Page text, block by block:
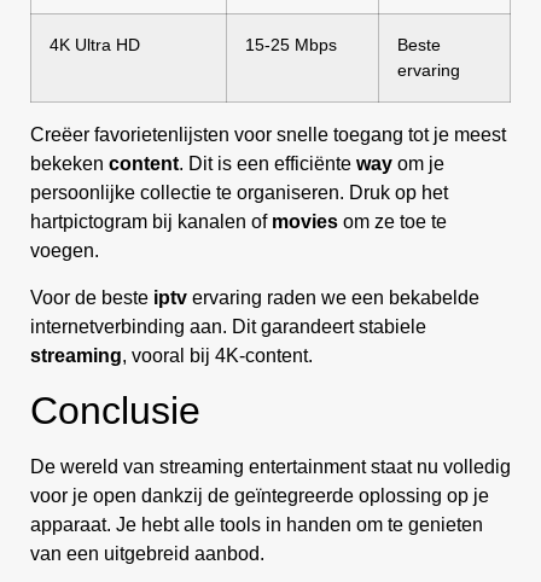
4K Ultra HD 15-25 Mbps
Beste
ervaring
Creëer favorietenlijsten voor snelle toegang tot je meest
bekeken content. Dit is een efficiënte way om je
persoonlijke collectie te organiseren. Druk op het
hartpictogram bij kanalen of movies om ze toe te
voegen.
Voor de beste iptv ervaring raden we een bekabelde
internetverbinding aan. Dit garandeert stabiele
streaming, vooral bij 4K-content.
Conclusie
De wereld van streaming entertainment staat nu volledig
voor je open dankzij de geïntegreerde oplossing op je
apparaat. Je hebt alle tools in handen om te genieten
van een uitgebreid aanbod.